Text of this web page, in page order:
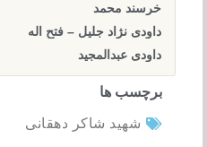
خرسند محمد
داودی نژاد جلیل – فتح اله
داودی عبدالمجید
برچسب ها
شهید شاکر دهقانی